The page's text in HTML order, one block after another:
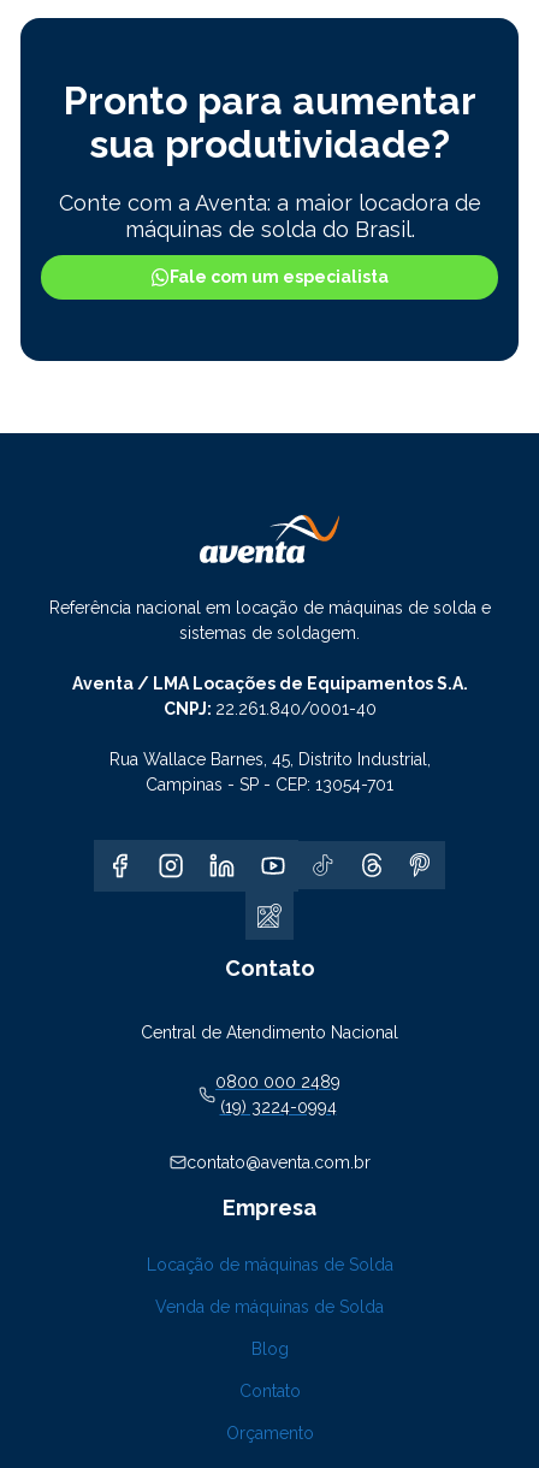
Pronto para aumentar
sua produtividade?
Conte com a Aventa: a maior locadora de
máquinas de solda do Brasil.
Fale com um especialista
Referência nacional em locação de máquinas de solda e
sistemas de soldagem.
Aventa / LMA Locações de Equipamentos S.A.
CNPJ: 22.261.840/0001-40
Rua Wallace Barnes, 45, Distrito Industrial,
Campinas - SP - CEP: 13054-701
Contato
Central de Atendimento Nacional
0800 000 2489
(19) 3224-0994
contato@aventa.com.br
Empresa
Locação de máquinas de Solda
Venda de máquinas de Solda
Blog
Contato
Orçamento